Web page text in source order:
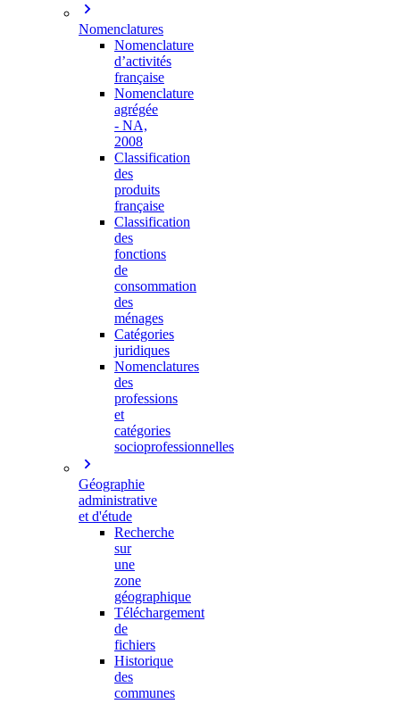
Nomenclatures
Nomenclature
d’activités
française
Nomenclature
agrégée
- NA,
2008
Classification
des
produits
française
Classification
des
fonctions
de
consommation
des
ménages
Catégories
juridiques
Nomenclatures
des
professions
et
catégories
socioprofessionnelles
Géographie
administrative
et d'étude
Recherche
sur
une
zone
géographique
Téléchargement
de
fichiers
Historique
des
communes